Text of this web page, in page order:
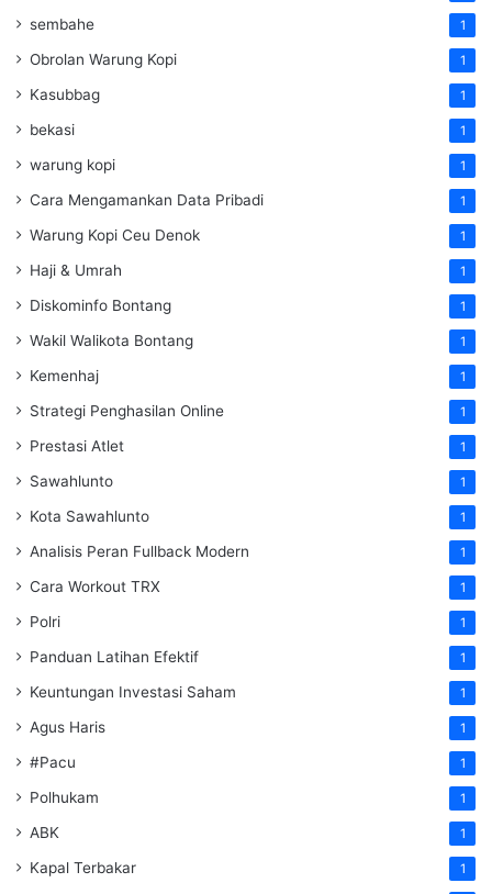
sembahe 1
Obrolan Warung Kopi 1
Kasubbag 1
bekasi 1
warung kopi 1
Cara Mengamankan Data Pribadi 1
Warung Kopi Ceu Denok 1
Haji & Umrah 1
Diskominfo Bontang 1
Wakil Walikota Bontang 1
Kemenhaj 1
Strategi Penghasilan Online 1
Prestasi Atlet 1
Sawahlunto 1
Kota Sawahlunto 1
Analisis Peran Fullback Modern 1
Cara Workout TRX 1
Polri 1
Panduan Latihan Efektif 1
Keuntungan Investasi Saham 1
Agus Haris 1
#Pacu 1
Polhukam 1
ABK 1
Kapal Terbakar 1